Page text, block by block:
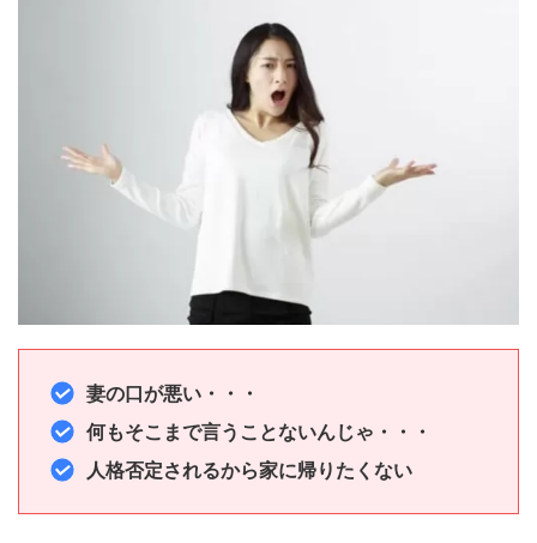
妻の口が悪い・・・
何もそこまで言うことないんじゃ・・・
人格否定されるから家に帰りたくない